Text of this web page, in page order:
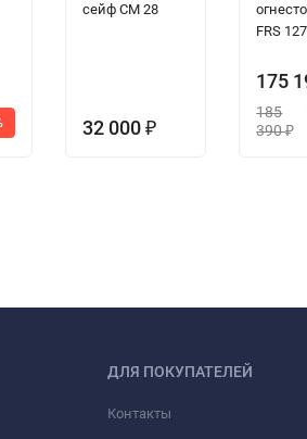
сейф СМ 28
32 000 ₽
FRS
175
185
390₽
ДЛЯ ПОКУПАТЕЛЕЙ
Контакты